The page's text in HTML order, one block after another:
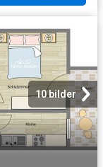
10 bilder